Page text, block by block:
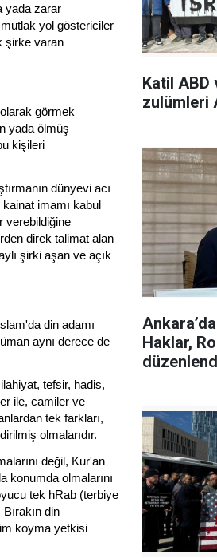
yada zarar
yol göstericiler
şirke varan
görmek
yada ölmüş
kişileri
dünyevi acı
kainat imamı kabul
verebildiğine
direk talimat alan
şirki aşan ve açık
din adamı
aynı derece de
tefsir, hadis,
ile, camiler ve
tek farkları,
olmalarıdır.
değil, Kur'an
konumda olmalarını
tek hRab (terbiye
din
koyma yetkisi
Katil ABD
Haklar,